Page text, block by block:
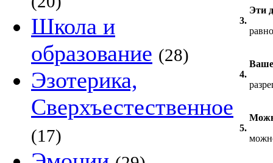
Школа и
образование (28)
Эзотерика,
Сверхъестественное
(17)
3.
Эти
4.
5.